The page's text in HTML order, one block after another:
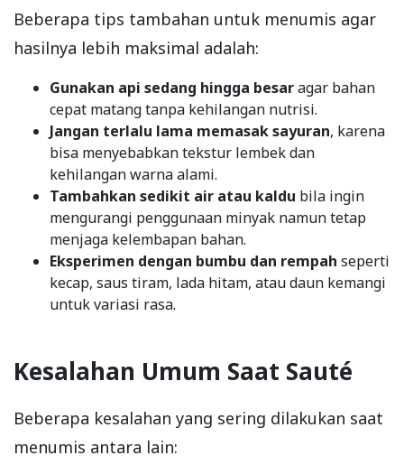
Beberapa tips tambahan untuk menumis agar
hasilnya lebih maksimal adalah:
Gunakan api sedang hingga besaragar bahan
cepat matang tanpa kehilangan nutrisi.
Jangan terlalu lama memasak sayuran, karena
bisa menyebabkan tekstur lembek dan
kehilangan warna alami.
Tambahkan sedikit air atau kaldu bila ingin
mengurangi penggunaan minyak namun tetap
menjaga kelembapan bahan.
Eksperimen dengan bumbu dan rempah seperti
kecap, saus tiram, lada hitam, atau daun kemangi
untuk variasi rasa.
Kesalahan Umum Saat Sauté
Beberapa kesalahan yang sering dilakukan saat
menumis antara lain: